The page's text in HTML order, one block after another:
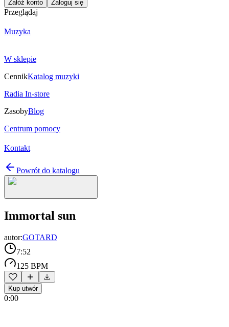
Załóż konto Zaloguj się
Przeglądaj
Muzyka
W sklepie
CennikKatalog muzyki
Radia In-store
ZasobyBlog
Centrum pomocy
Kontakt
Powrót do katalogu
Immortal sun
autor:GOTARD
7:52
125 BPM
Kup utwór
0:00